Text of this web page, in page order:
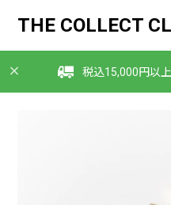
THE COLLECT
税込15,000円以